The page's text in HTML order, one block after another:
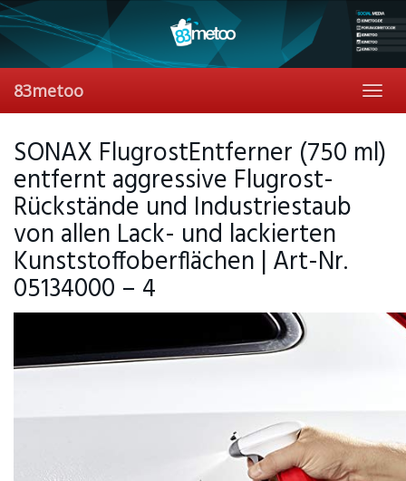
Skip
to
content
83metoo
SONAX FlugrostEntferner (750 ml)
entfernt aggressive Flugrost-
Rückstände und Industriestaub
von allen Lack- und lackierten
Kunststoffoberflächen | Art-Nr.
05134000 – 4